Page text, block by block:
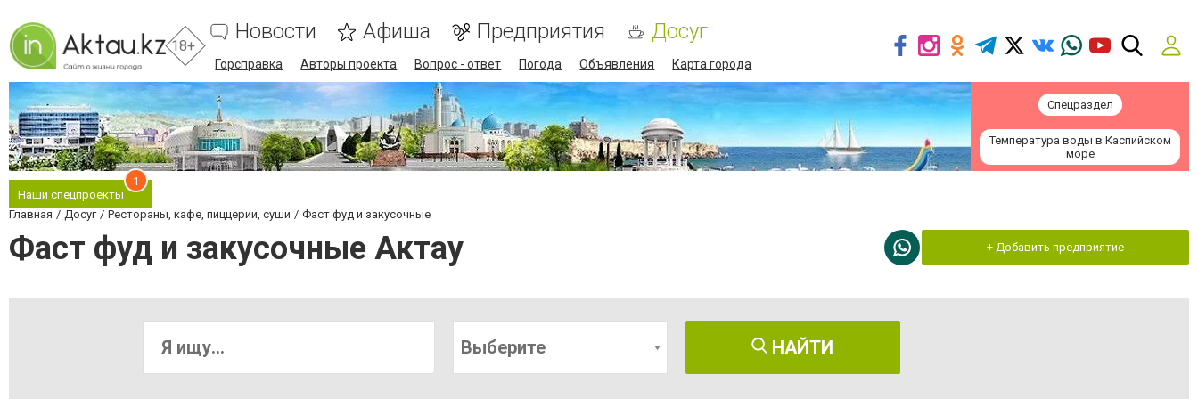
18+
Новости Афиша Предприятия Досуг
Горсправка Авторы проекта Вопрос - ответ Погода Объявления Карта города
Спецраздел
Температура воды в Каспийском
море
Наши спецпроекты
1
Главная Досуг Рестораны, кафе, пиццерии, суши Фаст фуд и закусочные
Фаст фуд и закусочные Актау + Добавить предприятие
Выберите НАЙТИ